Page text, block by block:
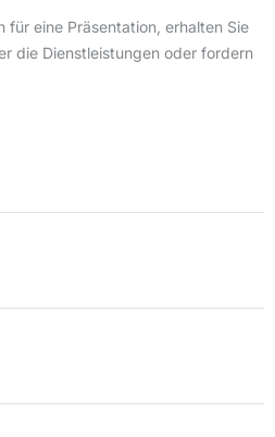
für eine Präsentation, erhalten Sie
die Dienstleistungen oder fordern